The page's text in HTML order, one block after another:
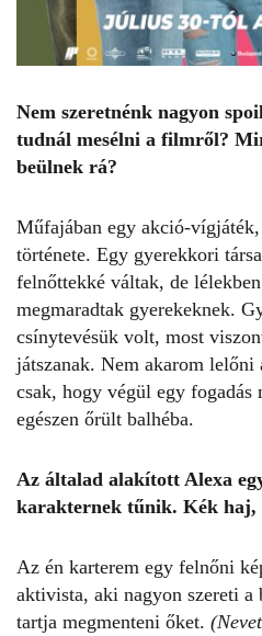
Nem szeretnénk nagyon
tudnál mesélni a filmről?
beülnek rá?
Műfajában egy akció-vígjáték,
története. Egy gyerekkori
felnőttekké váltak, de
megmaradtak gyerekeknek.
csínytevésük volt, most
játszanak. Nem akarom
csak, hogy végül egy fogadás
egészen őrült balhéba.
Az általad alakított Alexa
karakternek tűnik. Kék
Az én karterem egy felnőni
aktivista, aki nagyon szereti a
tartja megmenteni őket.